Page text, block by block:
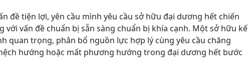
đề tiện lợi, yên cầu mình yêu cầu sở hữu đại dương hết chiến
vấn đề chuẩn bị sẵn sàng chuẩn bị khía cạnh. Một sở hữu kế
trọng, phân bổ nguồn lực hợp lý cùng yêu cầu chăng
hướng hoặc mất phương hướng trong đại dương hết bước